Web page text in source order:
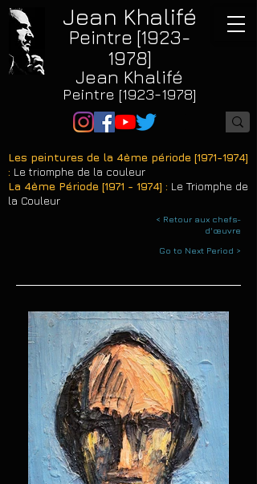
Jean Khalifé
Peintre [1923-
1978]
Jean Khalifé
Peintre [1923-1978]
Les peintures de la 4ème période [1971-1974]
: Le triomphe de la couleur
La 4ème Période [1971 - 1974] : Le Triomphe de
la Couleur
< Retour aux chefs-
d'œuvre
Go to Next Period >